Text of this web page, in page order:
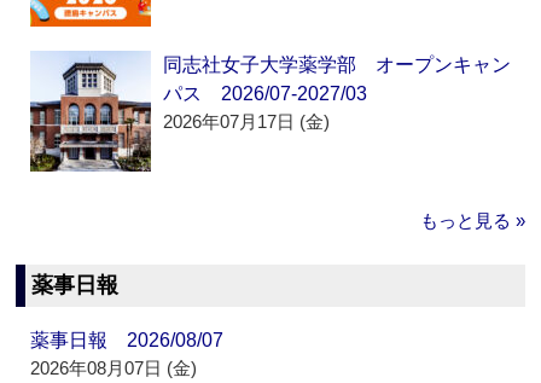
同志社女子大学薬学部 オープンキャン
パス 2026/07-2027/03
2026年07月17日 (金)
もっと見る »
薬事日報
薬事日報 2026/08/07
2026年08月07日 (金)